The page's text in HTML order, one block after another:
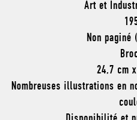
Art et
Non paginé
24,7 cm
Nombreuses illustrations en